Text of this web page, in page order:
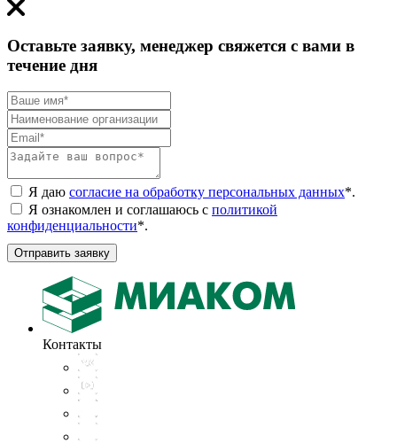
Оставьте заявку, менеджер свяжется с вами в
течение дня
Я даю согласие на обработку персональных данных*.
Я ознакомлен и соглашаюсь с политикой
конфиденциальности*.
Отправить заявку
Контакты